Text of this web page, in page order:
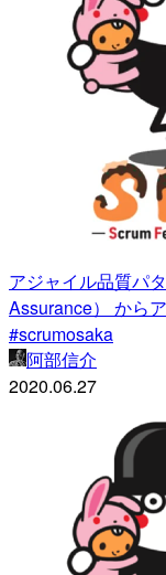
アジャイル品質パ
Assurance） から
#scrumosaka
阿部信介
2020.06.27